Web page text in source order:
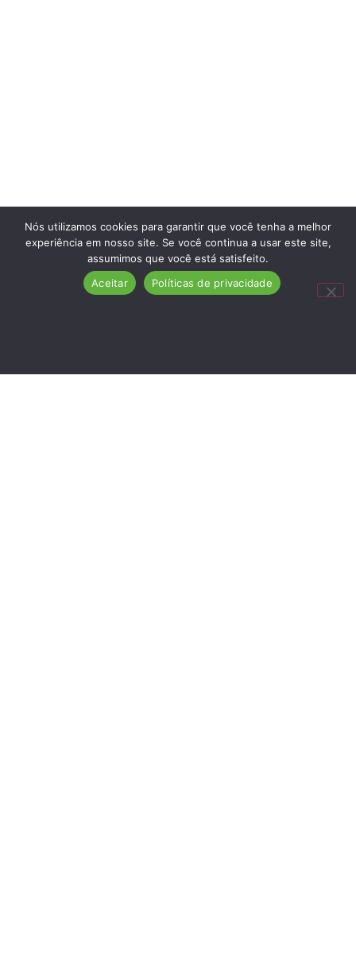
Nós utilizamos cookies para garantir que você tenha a melhor
experiência em nosso site. Se você continua a usar este site,
assumimos que você está satisfeito.
Aceitar
Políticas de privacidade